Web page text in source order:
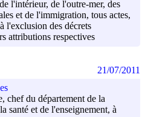
l'intérieur, de l'outre-mer, des
et de l'immigration, tous actes,
l'exclusion des décrets
attributions respectives
chef du département de la
santé et de l'enseignement, à
21/07/2011